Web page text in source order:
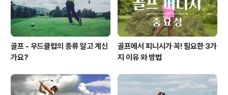
골프 - 우드클럽의 종류 알고 계신
가요?
골프에서 피니시가 꼭! 필요한 3가
지 이유 와 방법